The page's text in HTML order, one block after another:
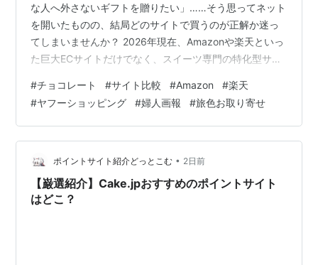
な人へ外さないギフトを贈りたい」……そう思ってネット
を開いたものの、結局どのサイトで買うのが正解か迷っ
てしまいませんか？ 2026年現在、Amazonや楽天といっ
た巨大ECサイトだけでなく、スイーツ専門の特化型サイ
で買うのは、時と場合によっては損をしている可能性が
あるのです。 この記事では、最新の調査データをもとに
以下のポイントを徹底比較しました。 Amazon・楽天な
ど主要7サイトの最新ランキング傾向 「日常使い」「ギ
フト」「健康志向」など利用シーン別の最適な使い分け
方 2026年に絶対…
#チョコレート #サイト比較 #Amazon #楽天
#ヤフーショッピング #婦人画報 #旅色お取り寄せ
ポイントサイト紹介どっとこむ • 2日前
【巌選紹介】Cake.jpおすすめのポイントサイト
はどこ？